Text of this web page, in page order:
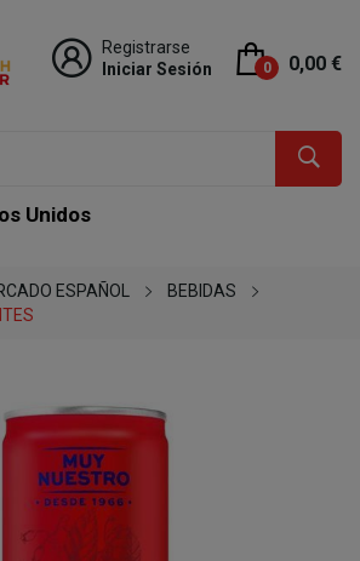
Registrarse
Iniciar Sesión
0 0,00 €
Unidos
ESPAÑOL
BEBIDAS